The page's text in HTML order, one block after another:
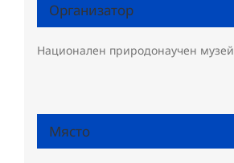
Организатор
Национален природонаучен музей
Място